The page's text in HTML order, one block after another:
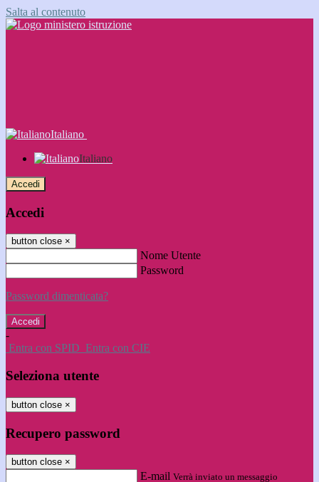
Salta al contenuto
Italiano
Italiano
Accedi
Accedi
button close ×
Nome Utente
Password
Password dimenticata?
-
Entra con SPID Entra con CIE
Seleziona utente
button close ×
Recupero password
button close ×
E-mail Verrà inviato un messaggio